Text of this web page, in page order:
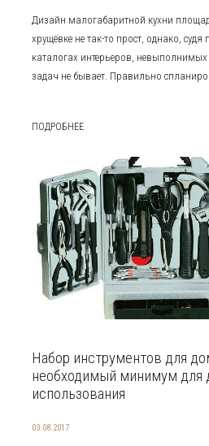
Дизайн малогабаритной кухни
хрущёвке не так-то прост, однако, судя
каталогах интерьеров,
задач не бывает. Правильно
ПОДРОБНЕЕ
Набор инструментов для
необходимый минимум для
использования
03.08.2017